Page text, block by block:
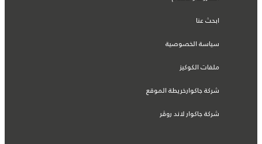
ابحث عنا
سياسة الخصوصية
ملفات الكوكيز
شركة جاكوارخريطة الموقع
شركة جاكوار لاند روڤر